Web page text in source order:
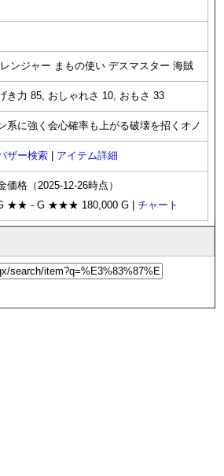
ンジャー まもの使い デスマスター 海賊
き力 85, おしゃれさ 10, おもさ 33
系に強く会心確率も上がる破壊を招くオノ
ザー検索 アイテム詳細
価格（2025-12-26時点）
★★ - G ★★★ 180,000 G | チャート